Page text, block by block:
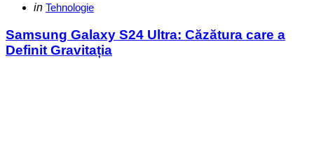
Categories
Posted
in Tehnologie
Samsung Galaxy S24 Ultra: Căzătura care a
Definit Gravitația